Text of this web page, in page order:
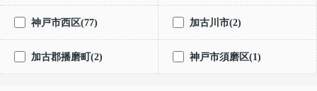
神戸市西区(77) 加古川市(2)
加古郡播磨町(2) 神戸市須磨区(1)